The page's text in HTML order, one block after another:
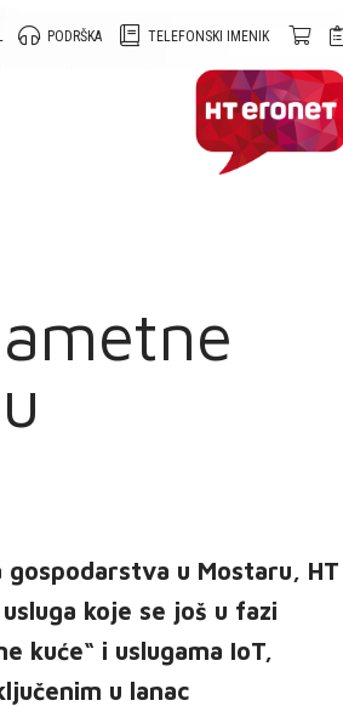
TELEFONSKI IMENIK
PODRŠKA
gospodarstva u Mostaru, HT
koje se još u fazi
kuće“ i uslugama IoT,
u lanac